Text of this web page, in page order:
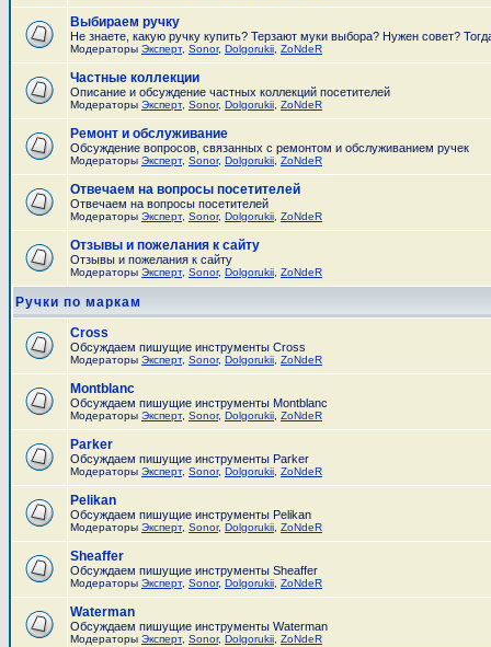
Выбираем ручку
Не знаете, какую ручку купить? Терзают муки выбора? Нужен совет?
Модераторы Эксперт, Sonor, Dolgorukii ZoNdeR
Частные коллекции
Описание и обсуждение частных коллекций посетителей
Модераторы Эксперт, Sonor, Dolgorukii ZoNdeR
Ремонт и обслуживание
Обсуждение вопросов, связанных с ремонтом и обслуживанием ручек
Модераторы Эксперт, Sonor, Dolgorukii ZoNdeR
Отвечаем на вопросы посетителей
Отвечаем на вопросы посетителей
Модераторы Эксперт, Sonor, Dolgorukii ZoNdeR
Отзывы и пожелания к сайту
Отзывы и пожелания к сайту
Модераторы Эксперт, Sonor, Dolgorukii ZoNdeR
Ручки по маркам
Cross
Обсуждаем пишущие инструменты Cross
Модераторы Эксперт, Sonor, Dolgorukii ZoNdeR
Montblanc
Обсуждаем пишущие инструменты Montblanc
Модераторы Эксперт, Sonor, Dolgorukii ZoNdeR
Parker
Обсуждаем пишущие инструменты Parker
Модераторы Эксперт, Sonor, Dolgorukii ZoNdeR
Pelikan
Обсуждаем пишущие инструменты Pelikan
Модераторы Эксперт, Sonor, Dolgorukii ZoNdeR
Sheaffer
Обсуждаем пишущие инструменты Sheaffer
Модераторы Эксперт, Sonor, Dolgorukii ZoNdeR
Waterman
Обсуждаем пишущие инструменты Waterman
Модераторы Эксперт, Sonor, Dolgorukii ZoNdeR